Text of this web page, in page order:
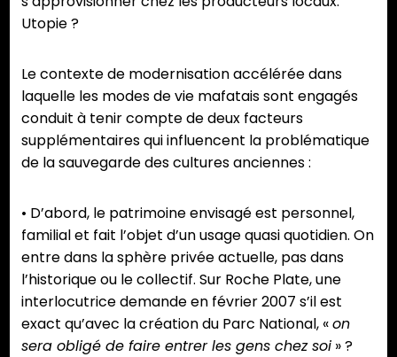
Utopie ?
Le contexte de modernisation accélérée dans
laquelle les modes de vie mafatais sont engagés
conduit à tenir compte de deux facteurs
supplémentaires qui influencent la problématique
de la sauvegarde des cultures anciennes :
• D’abord, le patrimoine envisagé est personnel,
familial et fait l’objet d’un usage quasi quotidien. On
entre dans la sphère privée actuelle, pas dans
l’historique ou le collectif. Sur Roche Plate, une
interlocutrice demande en février 2007 s’il est
exact qu’avec la création du Parc National, «on
sera obligé de faire entrer les gens chez soi » ?